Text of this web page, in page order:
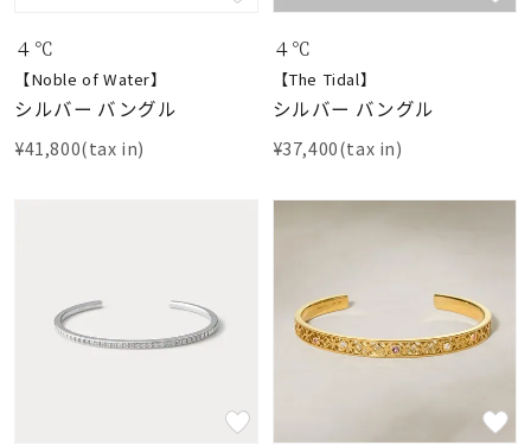
４℃
【Noble of Water】
シルバー バングル
¥41,800(tax in)
４℃
【The Tidal】
シルバー バングル
¥37,400(tax in)